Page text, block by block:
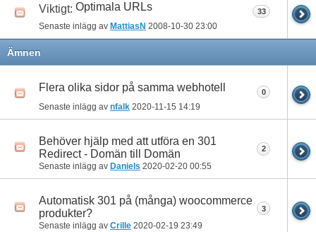
Viktigt: Optimala URLs
Senaste inlägg av MattiasN 2008-10-30 23:00
33
Ämnen
Flera olika sidor på samma webhotell
Senaste inlägg av nfalk 2020-11-15 14:19
0
Behöver hjälp med att utföra en 301
Redirect - Domän till Domän
Senaste inlägg av Daniels 2020-02-20 00:55
2
Automatisk 301 på (många) woocommerce
produkter?
Senaste inlägg av Crille 2020-02-19 23:49
3